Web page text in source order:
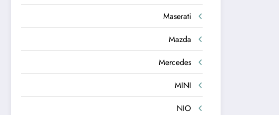
Maserati
Mazda
Mercedes
MINI
NIO